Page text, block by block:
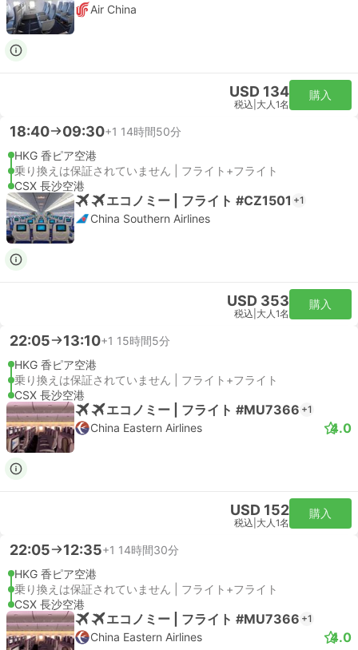
Air China
USD 134
税込 大人1名
購入
18:40 09:30+1 14時間50分
HKG 香ピア空港
乗り換えは保証されていません | フライト+フライト
CSX 長沙空港
エコノミー | フライト #CZ1501 +1
China Southern Airlines
USD 353
税込 大人1名
購入
22:05 13:10+1 15時間5分
HKG 香ピア空港
乗り換えは保証されていません | フライト+フライト
CSX 長沙空港
エコノミー | フライト #MU7366 +1
China Eastern Airlines 4.0
USD 152
税込 大人1名
購入
22:05 12:35+1 14時間30分
HKG 香ピア空港
乗り換えは保証されていません | フライト+フライト
CSX 長沙空港
エコノミー | フライト #MU7366 +1
China Eastern Airlines 4.0